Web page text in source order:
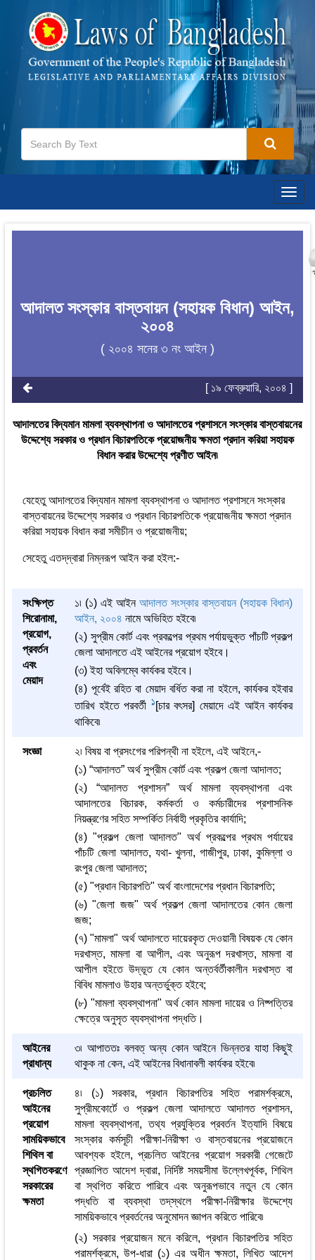
আদালত সংস্কার বাস্তবায়ন (সহায়ক বিধান) আইন,
২০০৪
( ২০০৪ সনের ৩ নং আইন )
[ ১৯ ফেব্রুয়ারি, ২০০৪ ]
আদালতের বিদ্যমান মামলা ব্যবস্থাপনা ও আদালতের প্রশাসনে সংস্কার বাস্তবায়নের
উদ্দেশ্যে সরকার ও প্রধান বিচারপতিকে প্রয়োজনীয় ক্ষমতা প্রদান করিয়া সহায়ক
বিধান করার উদ্দেশ্যে প্রণীত আইন৷
যেহেতু আদালতের বিদ্যমান মামলা ব্যবস্থাপনা ও আদালত প্রশাসনে সংস্কার
বাস্তবায়নের উদ্দেশ্যে সরকার ও প্রধান বিচারপতিকে প্রয়োজনীয় ক্ষমতা প্রদান
করিয়া সহায়ক বিধান করা সমীচীন ও প্রয়োজনীয়;
সেহেতু এতদ্‌দ্বারা নিম্নরূপ আইন করা হইল:-
সংক্ষিপ্ত
শিরোনামা,
প্রয়োগ,
প্রবর্তন
এবং
মেয়াদ
১৷ (১) এই আইনআদালত সংস্কার বাস্তবায়ন (সহায়ক বিধান)
আইন, ২০০৪ নামে অভিহিত হইবে৷
(২) সুপ্রীম কোর্ট এবং প্রকল্পের প্রথম পর্যায়ভুক্ত পাঁচটি প্রকল্প
জেলা আদালতে এই আইনের প্রয়োগ হইবে।
(৩) ইহা অবিলম্বে কার্যকর হইবে।
(৪) পূর্বেই রহিত বা মেয়াদ বর্ধিত করা না হইলে, কার্যকর হইবার
তারিখ হইতে পরবর্তী 1[চার বৎসর] মেয়াদে এই আইন কার্যকর
থাকিবে৷
সংজ্ঞা
২৷ বিষয় বা প্রসংগের পরিপন্থী না হইলে, এই আইনে,-
(১) “আদালত” অর্থ সুপ্রীম কোর্ট এবং প্রকল্প জেলা আদালত;
(২) “আদালত প্রশাসন” অর্থ মামলা ব্যবস্থাপনা এবং
আদালতের বিচারক, কর্মকর্তা ও কর্মচারীদের প্রশাসনিক
নিয়ন্ত্রণের সহিত সম্পর্কিত নির্বাহী প্রকৃতির কার্যাদি;
(৪) "প্রকল্প জেলা আদালত" অর্থ প্রকল্পের প্রথম পর্যায়ের
পাঁচটি জেলা আদালত, যথা- খুলনা, গাজীপুর, ঢাকা, কুমিল্লা ও
রংপুর জেলা আদালত;
(৫) "প্রধান বিচারপতি" অর্থ বাংলাদেশের প্রধান বিচারপতি;
(৬) "জেলা জজ" অর্থ প্রকল্প জেলা আদালতের কোন জেলা
জজ;
(৭) "মামলা" অর্থ আদালতে দায়েরকৃত দেওয়ানী বিষয়ক যে কোন
দরখাস্ত, মামলা বা আপীল, এবং অনুরূপ দরখাস্ত, মামলা বা
আপীল হইতে উদ্ভূত যে কোন অন্তর্বর্তীকালীন দরখাস্ত বা
বিবিধ মামলাও উহার অন্তর্ভুক্ত হইবে;
(৮) "মামলা ব্যবস্থাপনা" অর্থ কোন মামলা দায়ের ও নিষ্পত্তির
ক্ষেত্রে অনুসৃত ব্যবস্থাপনা পদ্ধতি।
আইনের
প্রাধান্য
৩৷ আপাততঃ বলবত্ অন্য কোন আইনে ভিন্নতর যাহা কিছুই
থাকুক না কেন, এই আইনের বিধানাবলী কার্যকর হইবে৷
প্রচলিত
আইনের
প্রয়োগ
সাময়িকভাবে
শিথিল বা
স্থগিতকরণে
সরকারের
ক্ষমতা
৪৷ (১) সরকার, প্রধান বিচারপতির সহিত পরামর্শক্রমে,
সুপ্রীমকোর্টে ও প্রকল্প জেলা আদালতে আদালত প্রশাসন,
মামলা ব্যবস্থাপনা, তথ্য প্রযুক্তির প্রবর্তন ইত্যাদি বিষয়ে
সংস্কার কর্মসূচী পরীক্ষা-নিরীক্ষা ও বাস্তবায়নের প্রয়োজনে
আবশ্যক হইলে, প্রচলিত আইনের প্রয়োগ সরকারী গেজেটে
প্রজ্ঞাপিত আদেশ দ্বারা, নির্দিষ্ট সময়সীমা উল্লেখপূর্বক, শিথিল
বা স্থগিত করিতে পারিবে এবং অনুরূপভাবে নতুন যে কোন
পদ্ধতি বা ব্যবস্থা তদ্‌স্থলে পরীক্ষা-নিরীক্ষার উদ্দেশ্যে
সাময়িকভাবে প্রবর্তনের অনুমোদন জ্ঞাপন করিতে পারিবে৷
(২) সরকার প্রয়োজন মনে করিলে, প্রধান বিচারপতির সহিত
পরামর্শক্রমে, উপ-ধারা (১) এর অধীন ক্ষমতা, লিখিত আদেশ